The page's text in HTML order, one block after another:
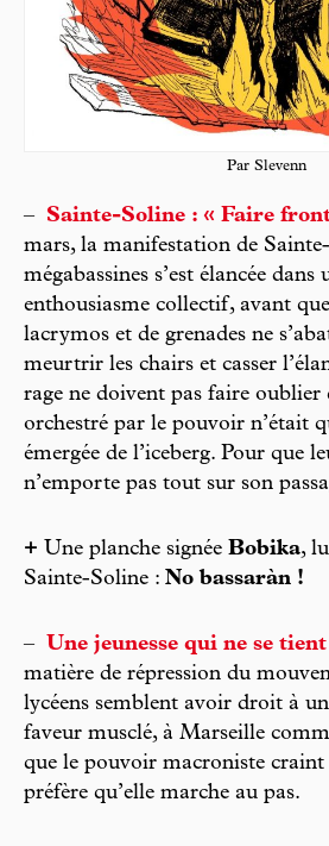
Par Slevenn
– Sainte-Soline : « Faire
mars, la manifestation de
mégabassines s’est élancée dans
enthousiasme collectif, avant
lacrymos et de grenades ne
meurtrir les chairs et casser
rage ne doivent pas faire oublier
orchestré par le pouvoir n’était
émergée de l’iceberg. Pour que
n’emporte pas tout sur son
+ Une planche signée Bobika,
Sainte-Soline : No bassaràn !
– Une jeunesse qui ne se tient
matière de répression du
lycéens semblent avoir droit à
faveur musclé, à Marseille
que le pouvoir macroniste craint
préfère qu’elle marche au pas.